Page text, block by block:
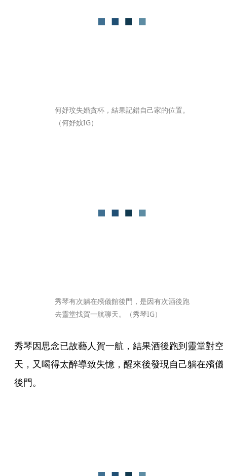
何妤玟失婚貪杯，結果記錯自己家的位置。
（何妤妏IG）
秀琴有次躺在殯儀館後門，是因有次酒後跑
去靈堂找賀一航聊天。（秀琴IG）
秀琴因思念已故藝人賀一航，結果酒後跑到靈堂對空
天，又喝得太醉導致失憶，醒來後發現自己躺在殯儀
後門。